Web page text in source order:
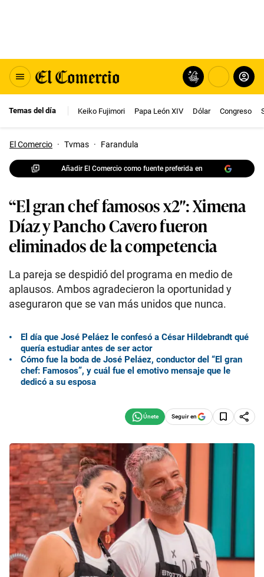
Temas del día Keiko Fujimori Papa León XIV Dólar Congreso
El Comercio · Tvmas · Farandula
Añadir El Comercio como fuente preferida en
“El gran chef famosos x2″: Ximena
Díaz y Pancho Cavero fueron
eliminados de la competencia
La pareja se despidió del programa en medio de
aplausos. Ambos agradecieron la oportunidad y
aseguraron que se van más unidos que nunca.
El día que José Peláez le confesó a César Hildebrandt qué
quería estudiar antes de ser actor
Cómo fue la boda de José Peláez, conductor del “El gran
chef: Famosos”, y cuál fue el emotivo mensaje que le
dedicó a su esposa
Seguir en